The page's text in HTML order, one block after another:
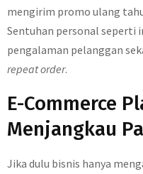
mengirim promo ulang
Sentuhan personal seperti
pengalaman pelanggan
repeat order.
E-Commerce
Menjangkau
Jika dulu bisnis hanya